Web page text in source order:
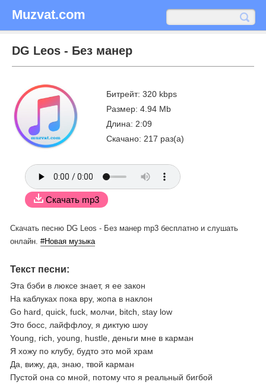
Muzvat.com
DG Leos - Без манер
Битрейт: 320 kbps
Размер: 4.94 Mb
Длина: 2:09
Скачано: 217 раз(а)
Скачать mp3
Скачать песню DG Leos - Без манер mp3 бесплатно и слушать
онлайн. #Новая музыка
Текст песни:
Эта бэби в люксе знает, я ее закон
На каблуках пока вру, жопа в наклон
Go hard, quick, fuck, молчи, bitch, stay low
Это босс, лайффлоу, я диктую шоу
Young, rich, young, hustle, деньги мне в карман
Я хожу по клубу, будто это мой храм
Да, вижу, да, знаю, твой карман
Пустой она со мной, потому что я реальный бигбой